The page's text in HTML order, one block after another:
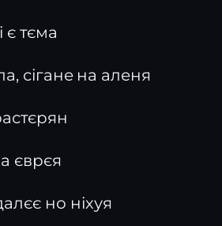
є тєма
сігане на аленя
єврєя
но ніхуя